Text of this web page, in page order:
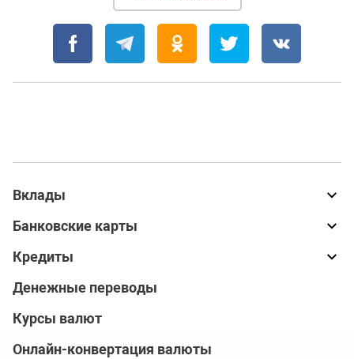
Вклады
Банковские карты
Кредиты
Денежные переводы
Курсы валют
Онлайн-конвертация валюты